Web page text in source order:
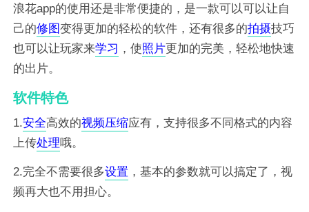
浪花app的使用还是非常便捷的，是一款可以可以让自
己的修图变得更加的轻松的软件，还有很多的拍摄技巧
也可以让玩家来学习 ，使照片更加的完美，轻松地快速
的出片。
软件特色
1.安全高效的视频压缩应有，支持很多不同格式的内容
上传处理哦。
2.完全不需要很多设置 ，基本的参数就可以搞定了，视
频再大也不用担心。